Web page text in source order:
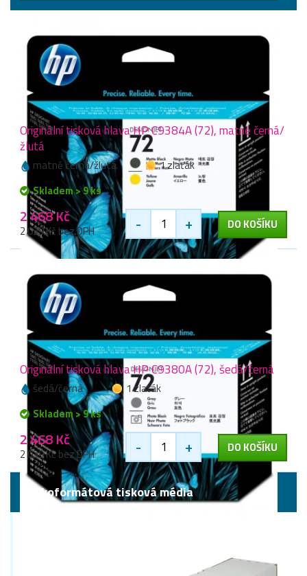
Originální tisková hlava HP C9384A (72), matně černá/
žlutá
matně černá/žlutá
1 zlaťák
Skladem > 9 ks
2 468 Kč
2 039 Kč bez DPH - + DO KOŠÍKU
Originální tisková hlava HP C9380A (72), šedá/černá
šedá/černá
1 zlaťák
Skladem > 9 ks
2 468 Kč
2 039 Kč bez DPH - + DO KOŠÍKU
Velkoformátová tisková média